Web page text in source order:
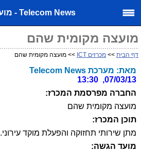
Telecom News - מועצה מקומית...
מועצה מקומית שהם
דף הבית >> מכרזים ICT >> מועצה מקומית שהם
מאת: מערכת Telecom News
07/03/13, 13:30
החברה מפרסמת המכרז:
מועצה מקומית שהם
תוכן המכרז:
מתן שירותי תחזוקה והפעלת מוקד עירוני.
מועד הגשה: